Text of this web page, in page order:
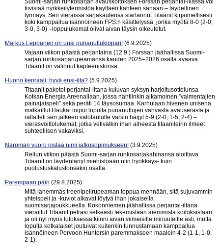
Suomi-sarjan runkosarjan avauskoitoksen Forssan perjantai-illassa voi
tiivistää nyrkkeilytermistöä käyttäen kahteen sanaan – täydellinen
tyrmäys. Sen vieraissa sarjakautensa startannut Titaanit kirjaimellisesti
koki kamppailua isännöineen FPS:n käsittelyssä, jonka myötä 8-0 (2-0,
3-0, 3-0) –loppulukemat olivat aivan täysin oikeutetut.
Markus Leppänen on uusi punanuttukippari! (6.9.2025)
Vajaan viikon päästä perjantaina (12.9.) Forssan jäähallissa Suomi-
sarjan runkosarjarupeamansa kauden 2025–2026 osalta avaava
Titaanit on valinnut kapteenistonsa.
Huono kenraali, hyvä ensi-ilta? (5.9.2025)
Titaanit paketoi perjantai-iltana kuluvan syksyn harjoitusottelunsa
Kotkan Energia Areenallaan, jossa nähtiinkin aikamoinen ”valmentajien
painajaispeli” sekä peräti 14 täysosumaa. Karhulaan hivenen unisena
matkaillut Haukat toipui lopulta punanuttujen vahvasta avauserästä ja
rallatteli sen jälkeen valotaululle varsin häijyt 5-9 (2-0, 1-5, 2-4) –
vierasvoittolukemat, jotka vetivätkin ihan aiheesta titaanileirin ilmeet
suhteellisen vakaviksi.
Naroman vuoro pistää nimi jatkosopimukseen! (3.9.2025)
Reilun viikon päästä Suomi-sarjan runkosarjakahinansa aloittava
Titaanit on täydentänyt miehistöään niin hyökkäys- kuin
puolustuskalustonsakin osalta.
Parempaan päin (29.8.2025)
Mitä lähemmäs treenipelirupeaman loppua mennään, sitä sujuvammin
yhteispeli ja -kuviot alkavat löytyä ihan jokaisella
suomisarjajoukkueella. Kokonniemen jäähallissa perjantai-iltana
vieraillut Titaanit petrasi selkeästi tekemistään aiemmista koitoksistaan
ja oli nyt myös tuloksessa kiinni aivan viimeisille minuuteille asti, mutta
lopulta kotkalaiset joutuivat kuitenkin tunnustamaan kamppailua
isännöineen Porvoon Huntersin paremmakseen maalein 4-2 (1-1, 1-0,
2-1).